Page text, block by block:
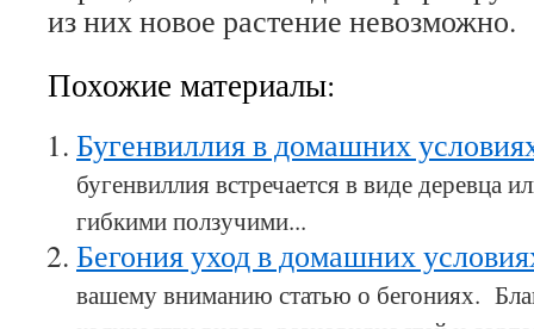
из них новое растение невозможно.
Похожие материалы:
Бугенвиллия в домашних
бугенвиллия встречается в виде деревца
гибкими ползучими...
Бегония уход в домашних
вашему вниманию статью о бегониях.